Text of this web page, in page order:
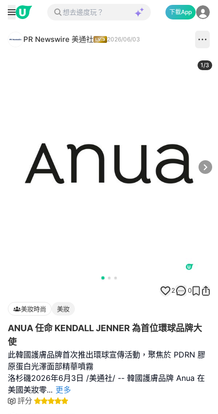
下載App
PR Newswire 美通社 2026/06/03
1/3
2 0
美妝時尚 美妝
ANUA 任命 KENDALL JENNER 為首位環球品牌大
使
此韓國護膚品牌首次推出環球宣傳活動，聚焦於 PDRN 膠
原蛋白光澤面部精華噴霧
洛杉磯2026年6月3日 /美通社/ -- 韓國護膚品牌 Anua 在
美國美妝零... 更多
評分